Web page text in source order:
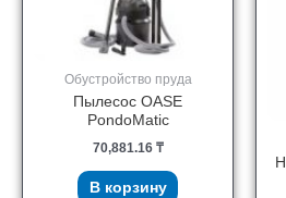
Обустройство пруда
Пылесос OASE
PondoMatic
70,881.16 ₸
В корзину